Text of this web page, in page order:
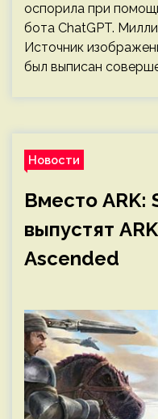
оспорила при
бота ChatGPT.
Источник
был выписан
Новости
Вместо ARK:
выпустят
Ascended